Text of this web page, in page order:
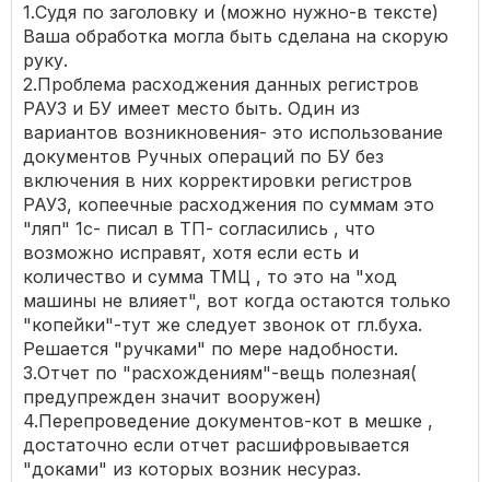
1.Судя по заголовку и (можно нужно-в тексте)
Ваша обработка могла быть сделана на скорую
руку.
2.Проблема расходжения данных регистров
РАУЗ и БУ имеет место быть. Один из
вариантов возникновения- это использование
документов Ручных операций по БУ без
включения в них корректировки регистров
РАУЗ, копеечные расходжения по суммам это
"ляп" 1с- писал в ТП- согласились , что
возможно исправят, хотя если есть и
количество и сумма ТМЦ , то это на "ход
машины не влияет", вот когда остаются только
"копейки"-тут же следует звонок от гл.буха.
Решается "ручками" по мере надобности.
3.Отчет по "расхождениям"-вещь полезная(
предупрежден значит вооружен)
4.Перепроведение документов-кот в мешке ,
достаточно если отчет расшифровывается
"доками" из которых возник несураз.